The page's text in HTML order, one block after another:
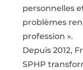
personnelles
problèmes
profession ».
Depuis 2012,
SPHP